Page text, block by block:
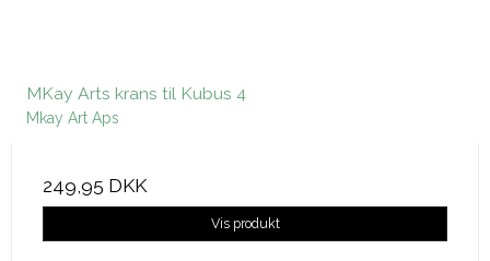
MKay Arts krans til Kubus 4
Mkay Art Aps
249,95 DKK
Vis produkt